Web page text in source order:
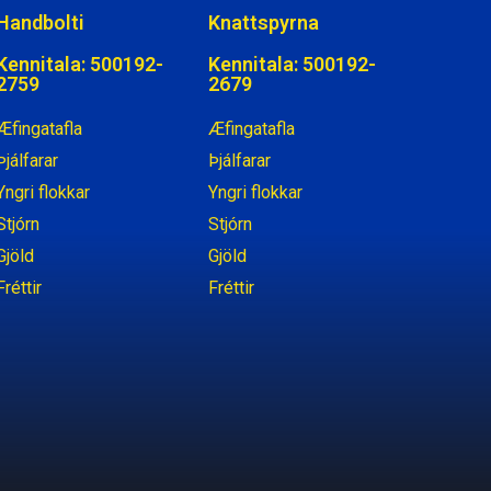
500192-
Þjálfarar
flokkar
Fréttir
Knattspyrna
Kennitala: 500192-
2679
Æfingatafla
Þjálfarar
Yngri flokkar
Stjórn
Gjöld
Fréttir